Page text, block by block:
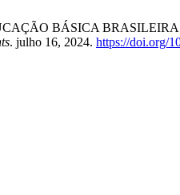
BÁSICA
. julho 16, 2024. https://doi.org/